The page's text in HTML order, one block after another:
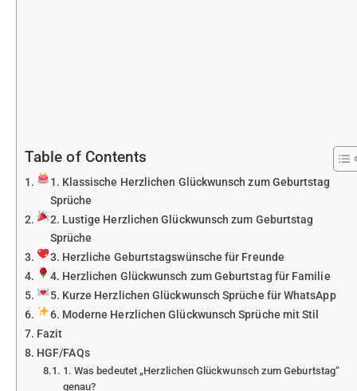
Table of Contents
1. Klassische Herzlichen Glückwunsch zum Geburtstag
Sprüche
2. Lustige Herzlichen Glückwunsch zum Geburtstag
Sprüche
3. Herzliche Geburtstagswünsche für Freunde
4. Herzlichen Glückwunsch zum Geburtstag für Familie
5. Kurze Herzlichen Glückwunsch Sprüche für WhatsApp
6. Moderne Herzlichen Glückwunsch Sprüche mit Stil
Fazit
HGF/FAQs
1. Was bedeutet „Herzlichen Glückwunsch zum Geburtstag“
genau?